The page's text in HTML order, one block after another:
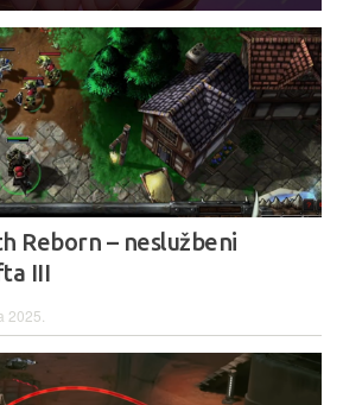
Reborn – neslužbeni
III
2025.